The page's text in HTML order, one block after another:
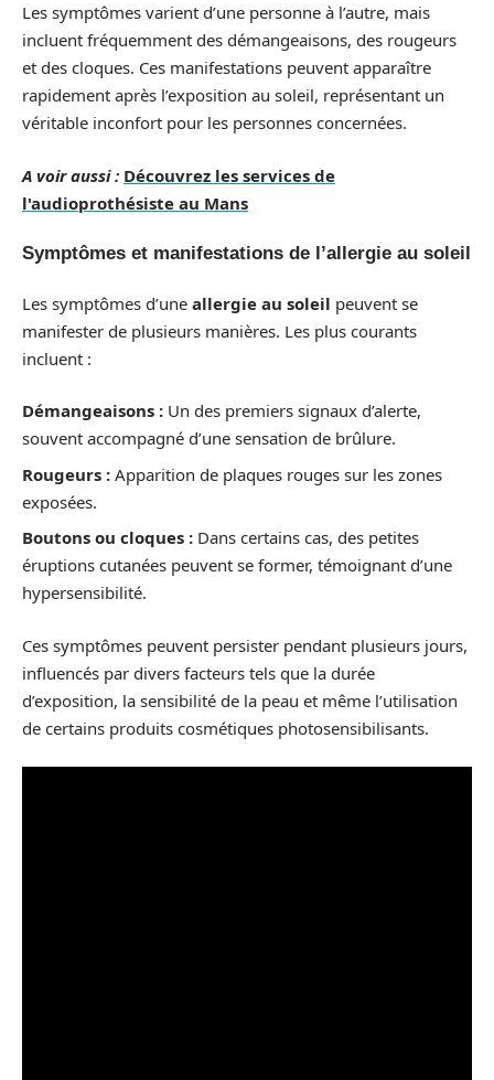
Les symptômes varient d’une personne à l’autre, mais
incluent fréquemment des démangeaisons, des rougeurs
et des cloques. Ces manifestations peuvent apparaître
rapidement après l’exposition au soleil, représentant un
véritable inconfort pour les personnes concernées.
A voir aussi : Découvrez les services de
l'audioprothésiste au Mans
Symptômes et manifestations de l’allergie au soleil
Les symptômes d’une allergie au soleil peuvent se
manifester de plusieurs manières. Les plus courants
incluent :
Démangeaisons : Un des premiers signaux d’alerte,
souvent accompagné d’une sensation de brûlure.
Rougeurs : Apparition de plaques rouges sur les zones
exposées.
Boutons ou cloques : Dans certains cas, des petites
éruptions cutanées peuvent se former, témoignant d’une
hypersensibilité.
Ces symptômes peuvent persister pendant plusieurs jours,
influencés par divers facteurs tels que la durée
d’exposition, la sensibilité de la peau et même l’utilisation
de certains produits cosmétiques photosensibilisants.